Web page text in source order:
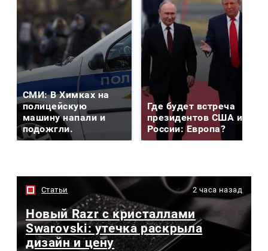
СМИ: В Химках на
полицейскую
машину напали и
подожгли.
Где будет встреча
президентов США и
России: Европа?
Статьи 2 часа назад
Новый Razr с кристаллами
Swarovski: утечка раскрыла
дизайн и цену